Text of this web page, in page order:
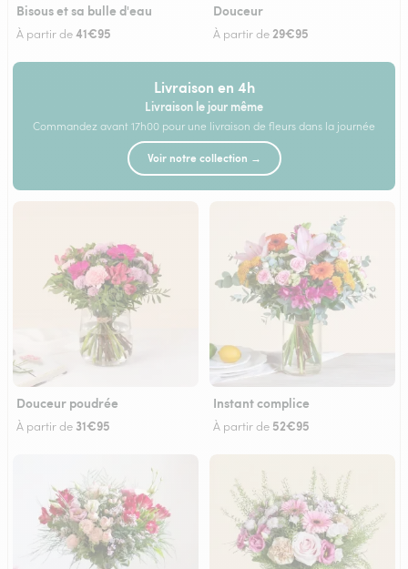
Bisous et sa bulle d'eau
À partir de41€95
Douceur
À partir de29€95
Livraison en 4h
Livraison le jour même
Commandez avant 17h00 pour une livraison de fleurs dans la journée
Voir notre collection →
Douceur poudrée
À partir de 31€95
Instant complice
À partir de 52€95